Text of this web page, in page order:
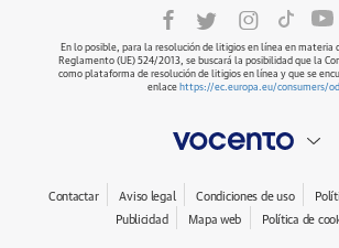
En lo posible, para la resolución de litigios en línea en materia
Reglamento (UE) 524/2013, se buscará la posibilidad que la
como plataforma de resolución de litigios en línea y que se
enlace https://ec.europa.eu/consumers/
Contactar Aviso legal Condiciones de uso
Publicidad
Mapa web Política de